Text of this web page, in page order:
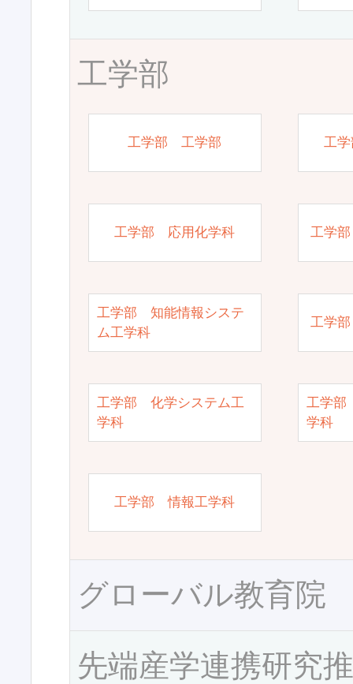
工学部
工学部 工学部 工
工学部 応用化学科 工学
工学部 知能情報システ
ム工学科
工学
工学部 化学システム工
学科
工学部
学科
工学部 情報工学科
グローバル教育院
先端産学連携研究